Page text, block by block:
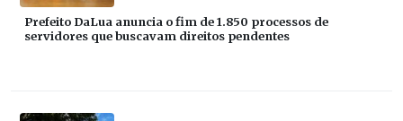
Prefeito DaLua anuncia o fim de 1.850 processos de
servidores que buscavam direitos pendentes